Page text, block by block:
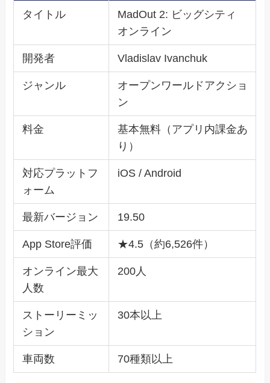
タイトル
MadOut 2: ビッグシティ
オンライン
開発者 Vladislav Ivanchuk
ジャンル
オープンワールドアクショ
ン
料金
基本無料（アプリ内課金あ
り）
対応プラットフ
ォーム
iOS / Android
最新バージョン 19.50
App Store評価 ★4.5（約6,526件）
オンライン最大
人数
200人
ストーリーミッ
ション
30本以上
車両数 70種類以上